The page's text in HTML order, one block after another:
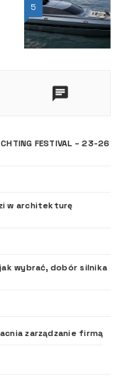
5
FESTIVAL – 23-26
w architekturę
wybrać, dobór silnika
zarządzanie firmą